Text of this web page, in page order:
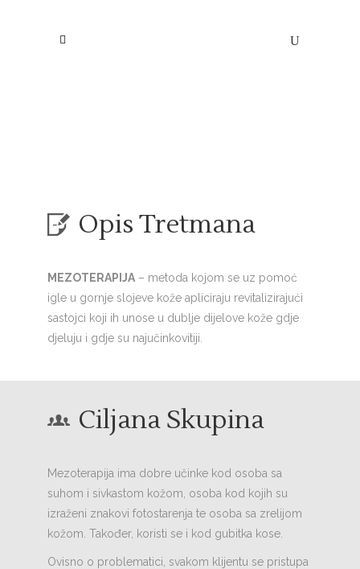
Opis Tretmana
MEZOTERAPIJA – metoda kojom se uz pomoć
igle u gornje slojeve kože apliciraju revitalizirajući
sastojci koji ih unose u dublje dijelove kože gdje
djeluju i gdje su najučinkovitiji.
Ciljana Skupina
Mezoterapija ima dobre učinke kod osoba sa
suhom i sivkastom kožom, osoba kod kojih su
izraženi znakovi fotostarenja te osoba sa zrelijom
kožom. Također, koristi se i kod gubitka kose.
Ovisno o problematici, svakom klijentu se pristupa